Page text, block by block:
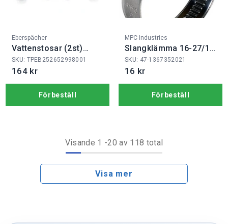
Fabrikat:
Eberspächer
Vattenstosar (2st)
20mm 90gr+ O-ring H3
SKU: TPEB252652998001
164 kr
Förbeställ
Fabrikat:
MPC Industries
Slangklämma 16-27/12
W1S
SKU: 47-1367352021
16 kr
Förbeställ
Visande 1 -20 av 118 total
Visa mer